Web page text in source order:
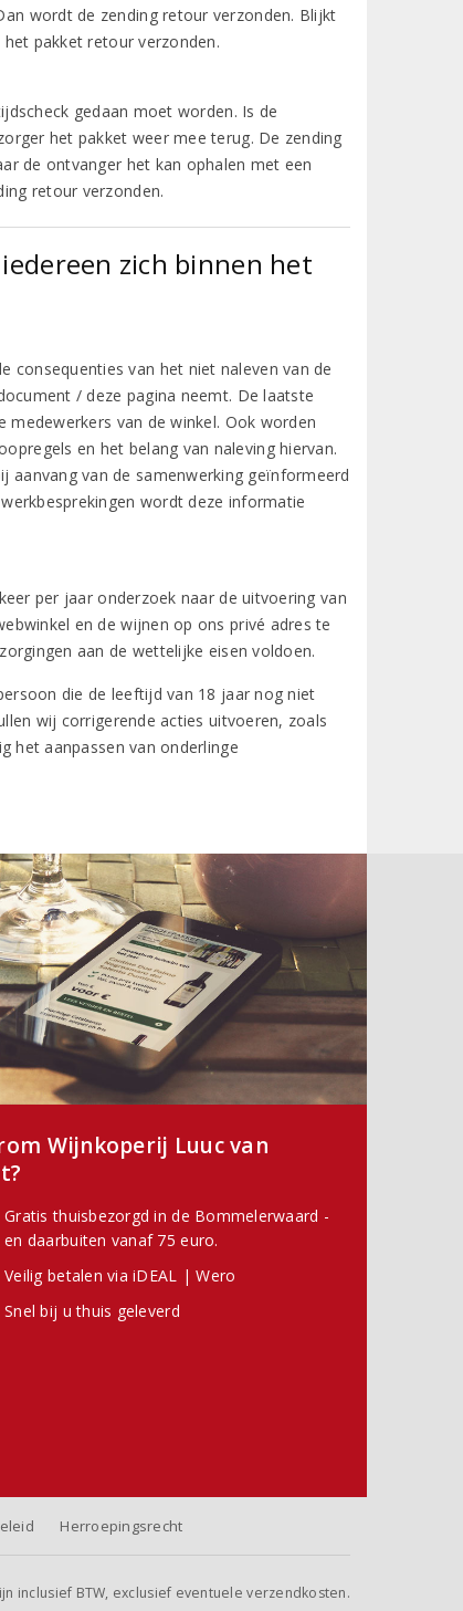
wordt de zending retour verzonden. Blijkt
pakket retour verzonden.
gedaan moet worden. Is de
het pakket weer mee terug. De zending
de ontvanger het kan ophalen met een
retour verzonden.
zich binnen het
consequenties van het niet naleven van de
/ deze pagina neemt. De laatste
van de winkel. Ook worden
en het belang van naleving hiervan.
aanvang van de samenwerking geïnformeerd
wordt deze informatie
per jaar onderzoek naar de uitvoering van
en de wijnen op ons privé adres te
aan de wettelijke eisen voldoen.
die de leeftijd van 18 jaar nog niet
wij corrigerende acties uitvoeren, zoals
het aanpassen van onderlinge
Wijnkoperij Luuc van
Gratis thuisbezorgd in de Bommelerwaard -
en daarbuiten vanaf 75 euro.
Veilig betalen via iDEAL | Wero
Snel bij u thuis geleverd
Herroepingsrecht
inclusief BTW, exclusief eventuele verzendkosten.